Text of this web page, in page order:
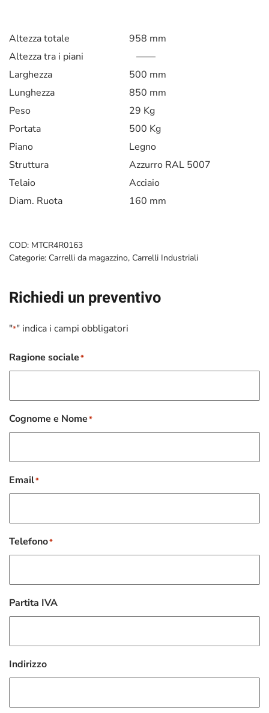
Altezza totale
958 mm
Altezza tra i piani
——
Larghezza
500 mm
Lunghezza
850 mm
Peso
29 Kg
Portata
500 Kg
Piano
Legno
Struttura
Azzurro RAL 5007
Telaio
Acciaio
Diam. Ruota
160 mm
COD: MTCR4R0163
Categorie: Carrelli da magazzino, Carrelli Industriali
Richiedi un preventivo
"*" indica i campi obbligatori
Ragione sociale*
Cognome e Nome*
Email*
Telefono*
Partita IVA
Indirizzo